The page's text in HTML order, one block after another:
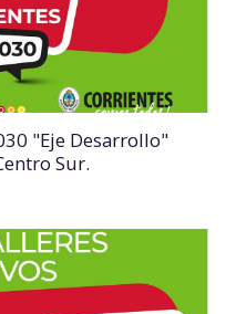
"Eje Desarrollo"
Sur.